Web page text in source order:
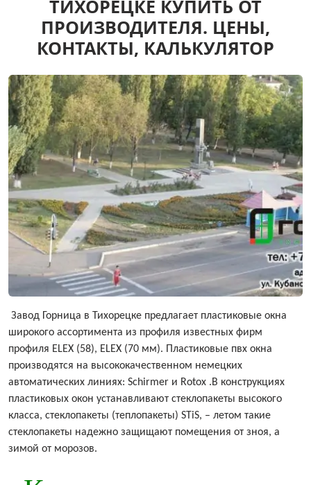
ТИХОРЕЦКЕ КУПИТЬ ОТ
ПРОИЗВОДИТЕЛЯ. ЦЕНЫ,
КОНТАКТЫ, КАЛЬКУЛЯТОР
Завод Горница в Тихорецке предлагает пластиковые окна
широкого ассортимента из профиля известных фирм
профиля ELEX (58), ELEX (70 мм). Пластиковые пвх окна
производятся на высококачественном немецких
автоматических линиях: Schirmer и Rotox .В конструкциях
пластиковых окон устанавливают стеклопакеты высокого
класса, стеклопакеты (теплопакеты) STiS, – летом такие
стеклопакеты надежно защищают помещения от зноя, а
зимой от морозов.